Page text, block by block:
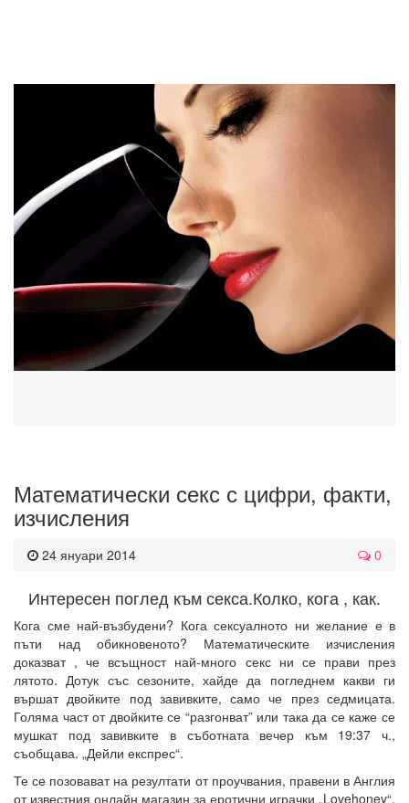
Математически секс с цифри, факти,
изчисления
24 януари 2014 0
Интересен поглед към секса.Колко, кога , как.
Кога сме най-възбудени? Кога сексуалното ни желание е в
пъти над обикновеното? Математическите изчисления
доказват , че всъщност най-много секс ни се прави през
лятото. Дотук със сезоните, хайде да погледнем какви ги
вършат двойките под завивките, само че през седмицата.
Голяма част от двойките се “разгонват” или така да се каже се
мушкат под завивките в съботната вечер към 19:37 ч.,
съобщава. „Дейли експрес“.
Те се позовават на резултати от проучвания, правени в Англия
от известния онлайн магазин за еротични играчки „Lovehoney“.